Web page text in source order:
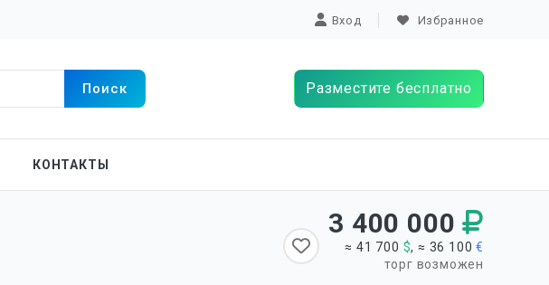
Вход Избранное
Разместите бесплатно
КОНТАКТЫ
3 400 000
≈ 41 700 $, ≈ 36 100€
торг возможен